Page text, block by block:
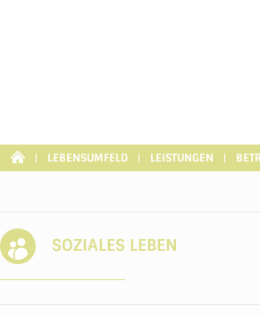
LEBENSUMFELD LEISTUNGEN
SOZIALES LEBEN